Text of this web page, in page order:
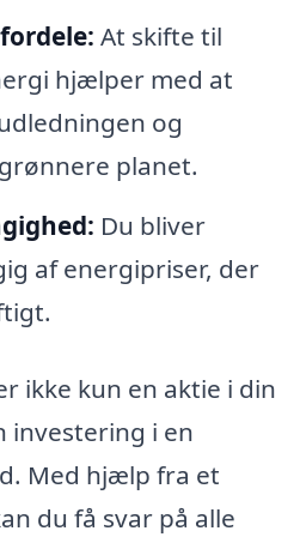
At skifte til
hjælper med at
og
planet.
Du bliver
af energipriser, der
ikke kun en aktie i din
investering i en
Med hjælp fra et
du få svar på alle